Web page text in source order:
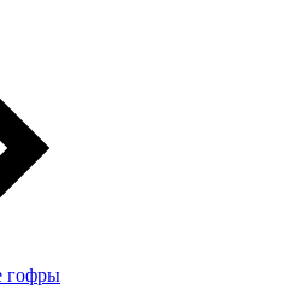
гофры